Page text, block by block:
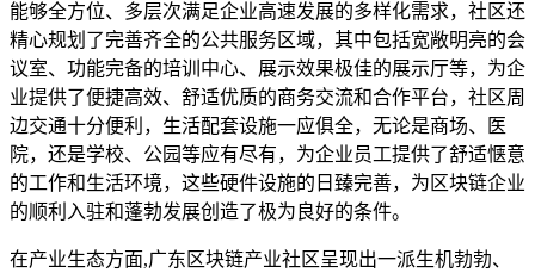
能够全方位、多层次满足企业高速发展的多样化需求，社区还
精心规划了完善齐全的公共服务区域，其中包括宽敞明亮的会
议室、功能完备的培训中心、展示效果极佳的展示厅等，为企
业提供了便捷高效、舒适优质的商务交流和合作平台，社区周
边交通十分便利，生活配套设施一应俱全，无论是商场、医
院，还是学校、公园等应有尽有，为企业员工提供了舒适惬意
的工作和生活环境，这些硬件设施的日臻完善，为区块链企业
的顺利入驻和蓬勃发展创造了极为良好的条件。
在产业生态方面,广东区块链产业社区呈现出一派生机勃勃、